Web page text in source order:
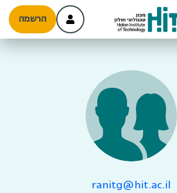
הרשמה
ranitg@hit.ac.il